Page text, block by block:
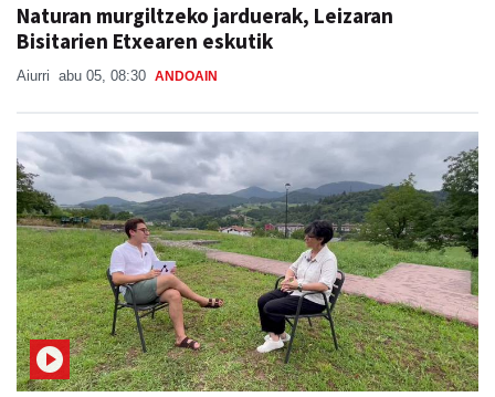
Naturan murgiltzeko jarduerak, Leizaran
Bisitarien Etxearen eskutik
Aiurri abu 05, 08:30 ANDOAIN